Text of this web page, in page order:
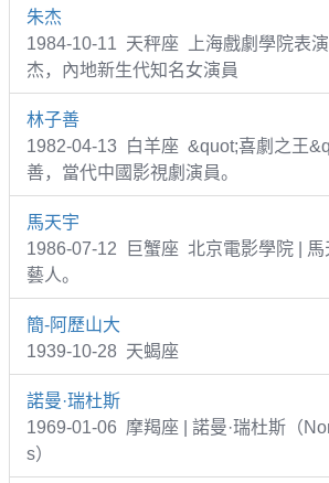
朱杰
1984-10-11 天秤座 上海戲劇學院表
杰，內地新生代知名女演員
林子善
1982-04-13 白羊座 &quot;喜劇之王
善，當代中國影視劇演員。
馬天宇
1986-07-12 巨蟹座 北京電影學院 | 馬
藝人。
簡-阿歷山大
1939-10-28 天蝎座
諾曼·瑞杜斯
1969-01-06 摩羯座 | 諾曼·瑞杜斯（
s）